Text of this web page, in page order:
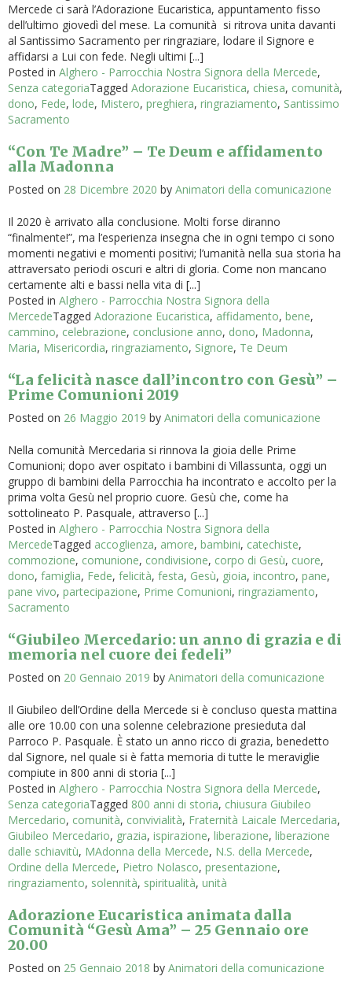
Mercede ci sarà l’Adorazione Eucaristica, appuntamento fisso
dell’ultimo giovedì del mese. La comunità si ritrova unita davanti
al Santissimo Sacramento per ringraziare, lodare il Signore e
affidarsi a Lui con fede. Negli ultimi [...]
Posted in Alghero - Parrocchia Nostra Signora della Mercede,
Senza categoriaTagged Adorazione Eucaristica, chiesa, comunità,
dono, Fede, lode, Mistero, preghiera, ringraziamento, Santissimo
Sacramento
“Con Te Madre” – Te Deum e affidamento
alla Madonna
Posted on 28 Dicembre 2020 by Animatori della comunicazione
Il 2020 è arrivato alla conclusione. Molti forse diranno
“finalmente!”, ma l’esperienza insegna che in ogni tempo ci sono
momenti negativi e momenti positivi; l’umanità nella sua storia ha
attraversato periodi oscuri e altri di gloria. Come non mancano
certamente alti e bassi nella vita di [...]
Posted in Alghero - Parrocchia Nostra Signora della
MercedeTagged Adorazione Eucaristica, affidamento, bene,
cammino, celebrazione, conclusione anno, dono, Madonna,
Maria, Misericordia, ringraziamento, Signore, Te Deum
“La felicità nasce dall’incontro con Gesù” –
Prime Comunioni 2019
Posted on 26 Maggio 2019 by Animatori della comunicazione
Nella comunità Mercedaria si rinnova la gioia delle Prime
Comunioni; dopo aver ospitato i bambini di Villassunta, oggi un
gruppo di bambini della Parrocchia ha incontrato e accolto per la
prima volta Gesù nel proprio cuore. Gesù che, come ha
sottolineato P. Pasquale, attraverso [...]
Posted in Alghero - Parrocchia Nostra Signora della
MercedeTagged accoglienza, amore, bambini, catechiste,
commozione, comunione, condivisione, corpo di Gesù, cuore,
dono, famiglia, Fede, felicità, festa, Gesù, gioia, incontro, pane,
pane vivo, partecipazione, Prime Comunioni, ringraziamento,
Sacramento
“Giubileo Mercedario: un anno di grazia e di
memoria nel cuore dei fedeli”
Posted on 20 Gennaio 2019 by Animatori della comunicazione
Il Giubileo dell’Ordine della Mercede si è concluso questa mattina
alle ore 10.00 con una solenne celebrazione presieduta dal
Parroco P. Pasquale. È stato un anno ricco di grazia, benedetto
dal Signore, nel quale si è fatta memoria di tutte le meraviglie
compiute in 800 anni di storia [...]
Posted in Alghero - Parrocchia Nostra Signora della Mercede,
Senza categoriaTagged 800 anni di storia, chiusura Giubileo
Mercedario, comunità, convivialità, Fraternità Laicale Mercedaria,
Giubileo Mercedario, grazia, ispirazione, liberazione, liberazione
dalle schiavitù, MAdonna della Mercede, N.S. della Mercede,
Ordine della Mercede, Pietro Nolasco, presentazione,
ringraziamento, solennità, spiritualità, unità
Adorazione Eucaristica animata dalla
Comunità “Gesù Ama” – 25 Gennaio ore
20.00
Posted on 25 Gennaio 2018 by Animatori della comunicazione